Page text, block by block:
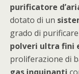
purificatore
dotato di un
grado di purificare
polveri ultra fini
proliferazione di
gas inquinanti